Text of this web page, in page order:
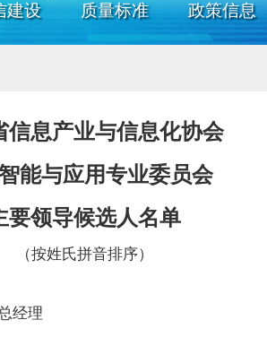
建设 质量标准 政策信息
信息产业与信息化协会
能与应用专业委员会
要领导候选人名单
（按姓氏拼音排序）
经理